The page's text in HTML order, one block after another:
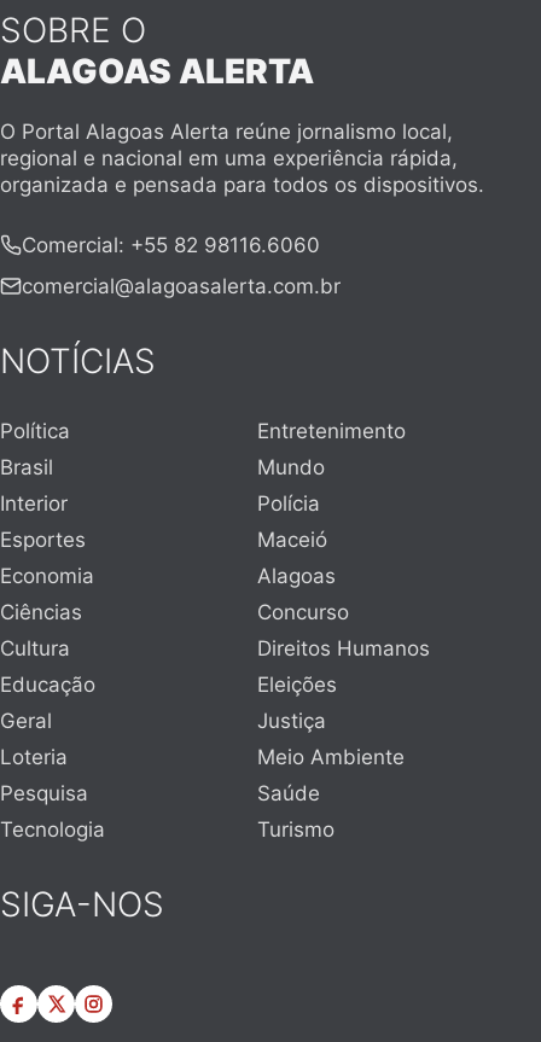
SOBRE O
ALAGOAS ALERTA
O Portal Alagoas Alerta reúne jornalismo local,
regional e nacional em uma experiência rápida,
organizada e pensada para todos os dispositivos.
Comercial: +55 82 98116.6060
comercial@alagoasalerta.com.br
NOTÍCIAS
Política
Entretenimento
Brasil
Mundo
Interior
Polícia
Esportes
Maceió
Economia
Alagoas
Ciências
Concurso
Cultura
Direitos Humanos
Educação
Eleições
Geral
Justiça
Loteria
Meio Ambiente
Pesquisa
Saúde
Tecnologia
Turismo
SIGA-NOS